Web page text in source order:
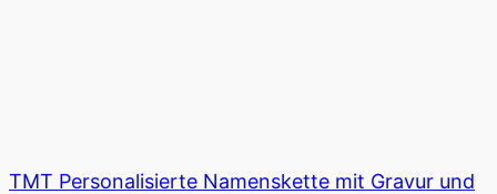
TMT Personalisierte Namenskette mit Gravur und